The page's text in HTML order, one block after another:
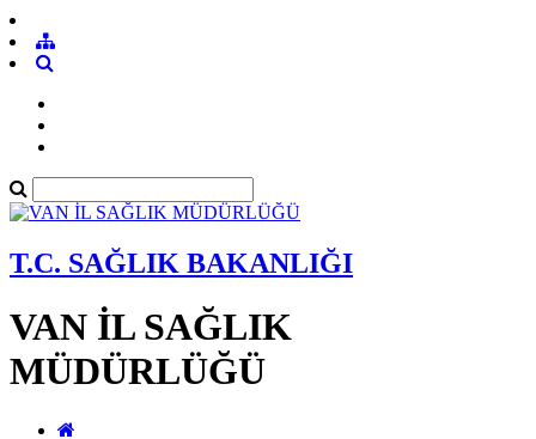
T.C. SAĞLIK BAKANLIĞI
VAN İL SAĞLIK
MÜDÜRLÜĞÜ